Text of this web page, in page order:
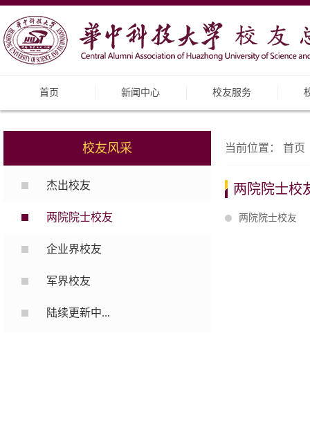
首页 新闻中心 校友服务
校友风采
杰出校友
两院院士校友
企业界校友
军界校友
陆续更新中...
当前位置： 首页
两院院士校
两院院士校友